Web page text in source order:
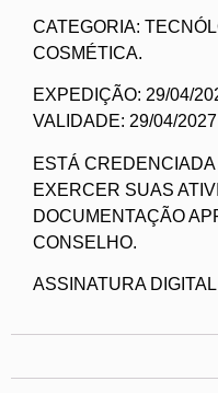
CATEGORIA:
COSMÉTICA.
EXPEDIÇÃO: 29/04/
VALIDADE: 29/04/2027
ESTÁ
EXERCER SUAS
DOCUMENTAÇÃO
CONSELHO.
ASSINATURA